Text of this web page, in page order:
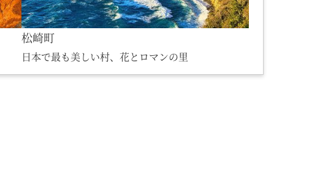
松崎町
日本で最も美しい村、花とロマンの里